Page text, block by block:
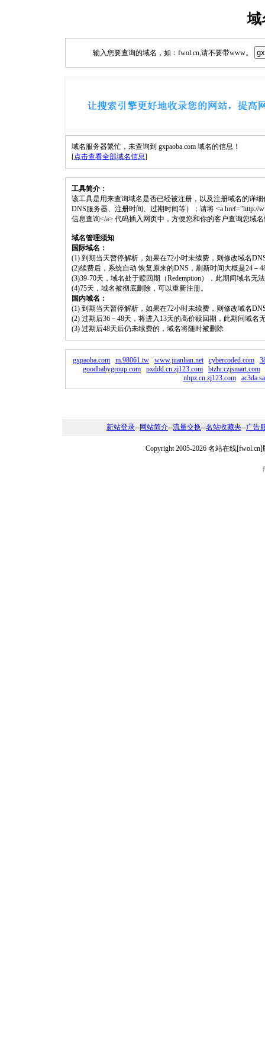
域
输入您要查询的域名，如：fwol.cn,请不要带www。
域名服务器繁忙，未查询到 gxpaoba.com 域名的信息！
[点击查看全部域名信息]
工具简介：
该工具是用来查询域名是否已经被注册，以及注册域名的详
DNS服务器、注册时间、过期时间等）；请将 <a href="http://
信息查询</a> 代码插入网页中，方便您和你的客户查询您域
域名管理须知
国际域名：
(1) 到期当天暂停解析，如果在72小时未续费，则修改域名
(2)续费后，系统自动 恢复原来的DNS，刷新时间大概是24－
(3)39-70天，域名处于赎回期（Redemption），此期间域名无
(4)75天，域名被彻底删除，可以重新注册。
国内域名：
(1) 到期当天暂停解析，如果在72小时未续费，则修改域名
(2) 过期后36－48天，将进入13天的高价赎回期，此期间域名
(3) 过期后48天后仍未续费的，域名将随时被删除
gxpaoba.com m.98061.tw www.juanlian.net cybercoded.com
goodbabygroup.com
pxddd.cn.zj123.com
btzhr.czjsmart.com
nhpz.cn.zj123.com
新站登录--网站简介--流量交换--名站收藏夹--广告
Copyright 2005-2026 名站在线